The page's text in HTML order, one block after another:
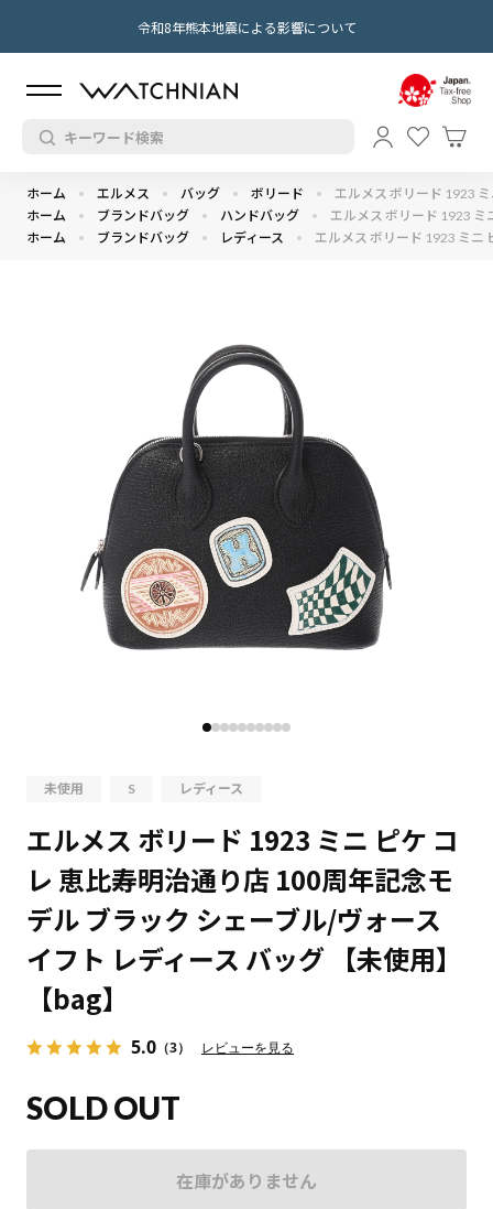
令和8年熊本地震による影響について
ホーム エルメス バッグ ボリード
エルメス ボリード 1923
ホーム
ブランドバッグ ハンドバッグ
エルメス ボリード 1923 ミ
ホーム
ブランドバッグ レディース エルメス ボリード 1923 ミニ
未使用 S レディース
エルメス ボリード 1923 ミニ ピケ コ
レ 恵比寿明治通り店 100周年記念モ
デル ブラック シェーブル/ヴォース
イフト レディース バッグ 【未使用】
【bag】
5.0 （3） レビューを見る
SOLD OUT
在庫がありません